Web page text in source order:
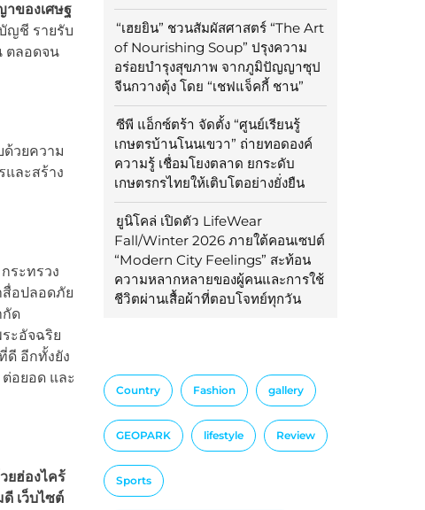
“เฮยยิน” ชวนสัมผัสศาสตร์ “The Art
of Nourishing Soup” ปรุงความ
อร่อยบำรุงสุขภาพ จากภูมิปัญญาซุป
จีนกวางตุ้ง โดย “เชฟแจ็คกี้ ชาน”
ซีพี แอ็กซ์ตร้า จัดตั้ง “ศูนย์เรียนรู้
เกษตรบ้านโนนเขวา” ถ่ายทอดองค์
ความรู้ เชื่อมโยงตลาด ยกระดับ
เกษตรกรไทยให้เติบโตอย่างยั่งยืน
ยูนิโคล่ เปิดตัว LifeWear
Fall/Winter 2026 ภายใต้คอนเซปต์
“Modern City Feelings” สะท้อน
ความหลากหลายของผู้คนและการใช้
ชีวิตผ่านเสื้อผ้าที่ตอบโจทย์ทุกวัน
Country Fashion gallery
GEOPARK lifestyle Review
Sports
าของเศษฐ
ญชี รายรับ
ตลอดจน
วยความ
และสร้าง
ระทรวง
อปลอดภัย
กัด
ะอัจฉริย
ดี อีกทั้งยัง
อยอด และ
ยฮ่องไคร้
เว็บไซต์